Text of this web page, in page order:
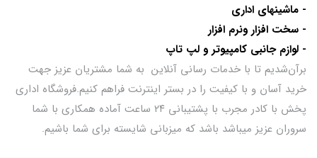
- ماشینهای اداری
- سخت افزار ونرم افزار
- لوازم جانبی کامپیوتر و لپ تاپ
برآن‌شدیم تا با خدمات رسانی آنلاین به شما مشتریان عزیز جهت
خرید آسان و با کیفیت را در بستر اینترنت فراهم کنیم.فروشگاه اداری
پخش با کادر مجرب با پشتیبانی ۲۴ ساعت آماده همکاری با شما
سروران عزیز میباشد باشد که میزبانی شایسته برای شما باشیم.